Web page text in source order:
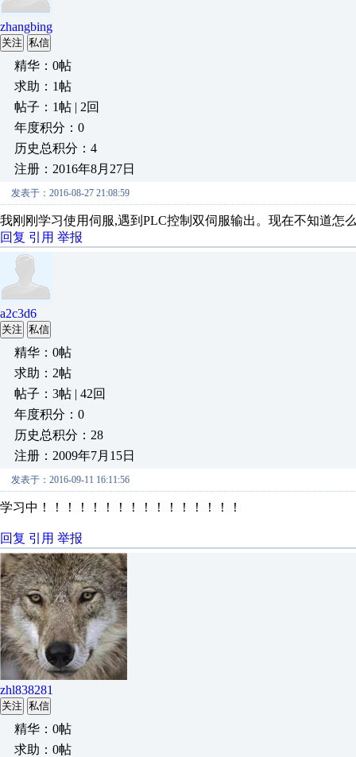
zhangbing
关注 私信
精华：0帖
求助：1帖
帖子：1帖 | 2回
年度积分：0
历史总积分：4
注册：2016年8月27日
发表于：2016-08-27 21:08:59
我刚刚学习使用伺服,遇到PLC控制双伺服输出。现在不知道怎
回复 引用 举报
a2c3d6
关注 私信
精华：0帖
求助：2帖
帖子：3帖 | 42回
年度积分：0
历史总积分：28
注册：2009年7月15日
发表于：2016-09-11 16:11:56
学习中！！！！！！！！！！！！！！！！
回复 引用 举报
zhl838281
关注 私信
精华：0帖
求助：0帖